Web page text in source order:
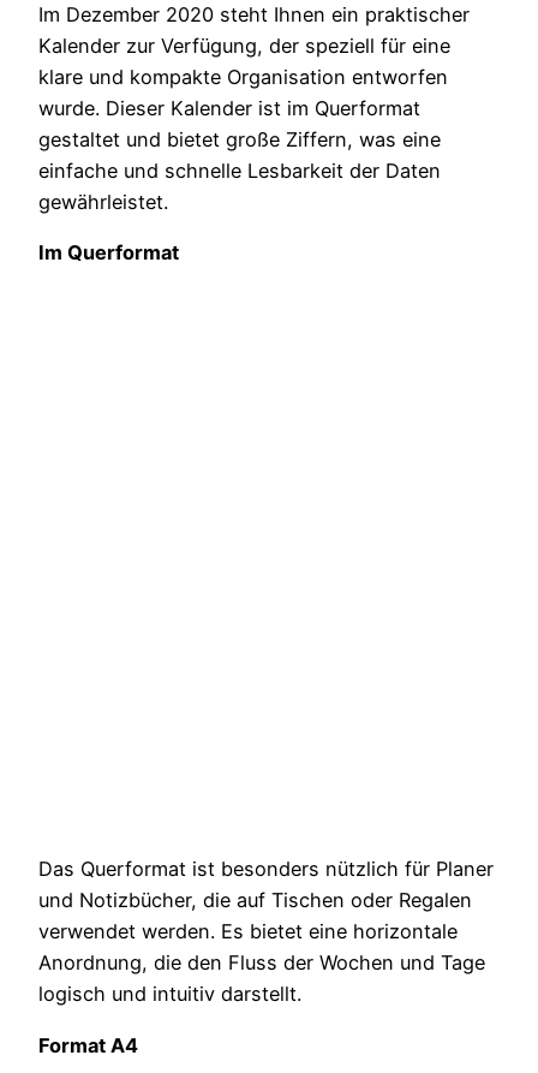
Im Dezember 2020 steht Ihnen ein praktischer
Kalender zur Verfügung, der speziell für eine
klare und kompakte Organisation entworfen
wurde. Dieser Kalender ist im Querformat
gestaltet und bietet große Ziffern, was eine
einfache und schnelle Lesbarkeit der Daten
gewährleistet.
Im Querformat
Das Querformat ist besonders nützlich für Planer
und Notizbücher, die auf Tischen oder Regalen
verwendet werden. Es bietet eine horizontale
Anordnung, die den Fluss der Wochen und Tage
logisch und intuitiv darstellt.
Format A4